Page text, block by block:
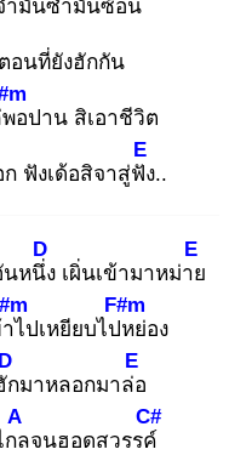
มันซ้ำมันซ้อน
อนที่ยังฮักกัน
อปาน สิเอาชีวิต
ฟังเด้อสิจาสู่ฟัง
E
..
นหนึ่ง
D
เผิ่นเข้ามาหม่าย
E
ไปเหยียบไปห
F#m
ย่อง
ก
D
มาหลอกมาล่อ
E
กล
A
จนฮอดสวรรค์
C#